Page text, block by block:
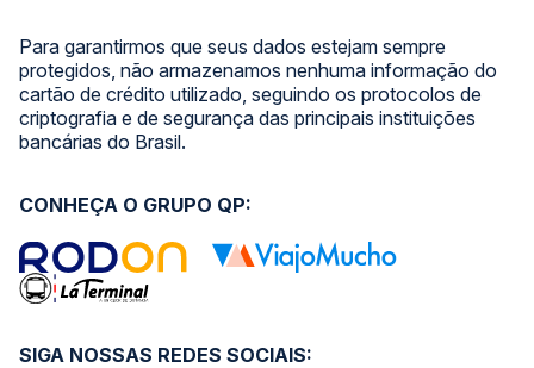
Para garantirmos que seus dados estejam sempre
protegidos, não armazenamos nenhuma informação do
cartão de crédito utilizado, seguindo os protocolos de
criptografia e de segurança das principais instituições
bancárias do Brasil.
SIGA NOSSAS REDES SOCIAIS:
CONHEÇA O GRUPO QP: